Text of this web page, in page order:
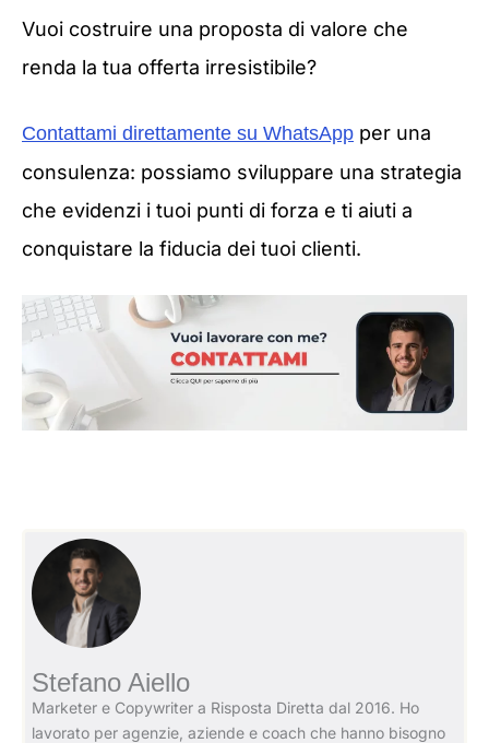
Vuoi costruire una proposta di valore che
renda la tua offerta irresistibile?
Contattami direttamente su WhatsApp per una
consulenza: possiamo sviluppare una strategia
che evidenzi i tuoi punti di forza e ti aiuti a
conquistare la fiducia dei tuoi clienti.
Stefano Aiello
Marketer e Copywriter a Risposta Diretta dal 2016. Ho
lavorato per agenzie, aziende e coach che hanno bisogno